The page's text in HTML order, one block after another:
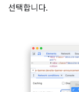
선택합니다.